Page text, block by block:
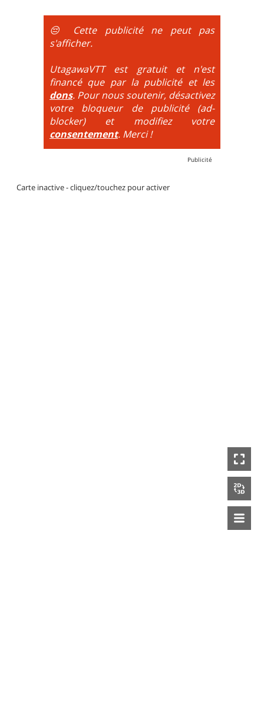
obligatoire.
DH / Gravity : Seule la descente se passe sur le vélo.
La montée est faite via navette ou remontée
mécanique. La difficulté de la descente est indiquée
par des couleurs lorsqu'il s'agit de bikeparks. Vélo
tout suspendu et protections du corps obligatoires.
😔 Cette publicité ne peut pas
s'afficher.
UtagawaVTT est gratuit et n'est
financé que par la publicité et les
dons. Pour nous soutenir, désactivez
votre bloqueur de publicité (ad-
blocker) et modifiez votre
consentement. Merci !